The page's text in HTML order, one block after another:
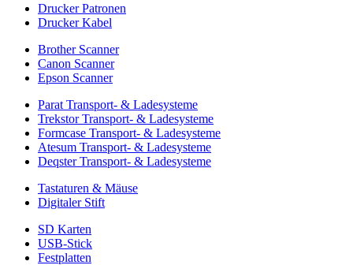
Drucker Patronen
Drucker Kabel
Brother Scanner
Canon Scanner
Epson Scanner
Parat Transport- & Ladesysteme
Trekstor Transport- & Ladesysteme
Formcase Transport- & Ladesysteme
Atesum Transport- & Ladesysteme
Deqster Transport- & Ladesysteme
Tastaturen & Mäuse
Digitaler Stift
SD Karten
USB-Stick
Festplatten